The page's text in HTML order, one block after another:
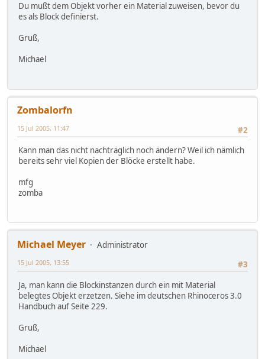
Du mußt dem Objekt vorher ein Material zuweisen, bevor du
es als Block definierst.
Gruß,
Michael
Zombalorfn
#2
15 Jul 2005, 11:47
Kann man das nicht nachträglich noch ändern? Weil ich nämlich
bereits sehr viel Kopien der Blöcke erstellt habe.
mfg
zomba
Michael Meyer
Administrator
#3
15 Jul 2005, 13:55
Ja, man kann die Blockinstanzen durch ein mit Material
belegtes Objekt erzetzen. Siehe im deutschen Rhinoceros 3.0
Handbuch auf Seite 229.
Gruß,
Michael